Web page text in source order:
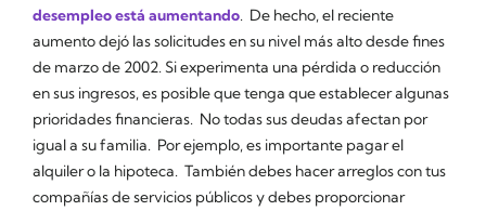
desempleo está aumentando. De hecho, el reciente
aumento dejó las solicitudes en su nivel más alto desde fines
de marzo de 2002. Si experimenta una pérdida o reducción
en sus ingresos, es posible que tenga que establecer algunas
prioridades financieras. No todas sus deudas afectan por
igual a su familia. Por ejemplo, es importante pagar el
alquiler o la hipoteca. También debes hacer arreglos con tus
compañías de servicios públicos y debes proporcionar